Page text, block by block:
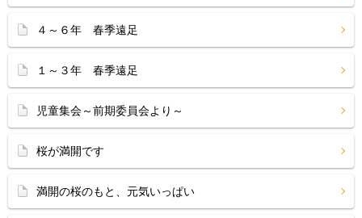
４～６年 春季遠足
１～３年 春季遠足
児童集会～前期委員会より～
桜が満開です
満開の桜のもと、元気いっぱい